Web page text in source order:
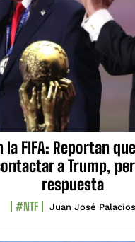
la FIFA: Reportan
a Trump,
respuesta
#NTF Juan José Palacios